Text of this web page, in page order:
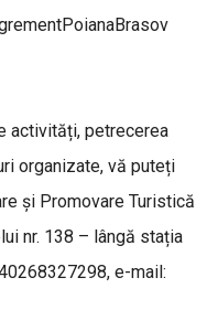
activități, petrecerea
organizate, vă puteți
și Promovare Turistică
nr. 138 – lângă stația
e-mail: